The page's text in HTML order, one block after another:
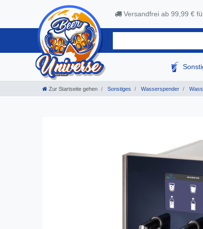
Versandfrei ab 99,99 €
Zur Startseite gehen Sonstiges Wasserspender